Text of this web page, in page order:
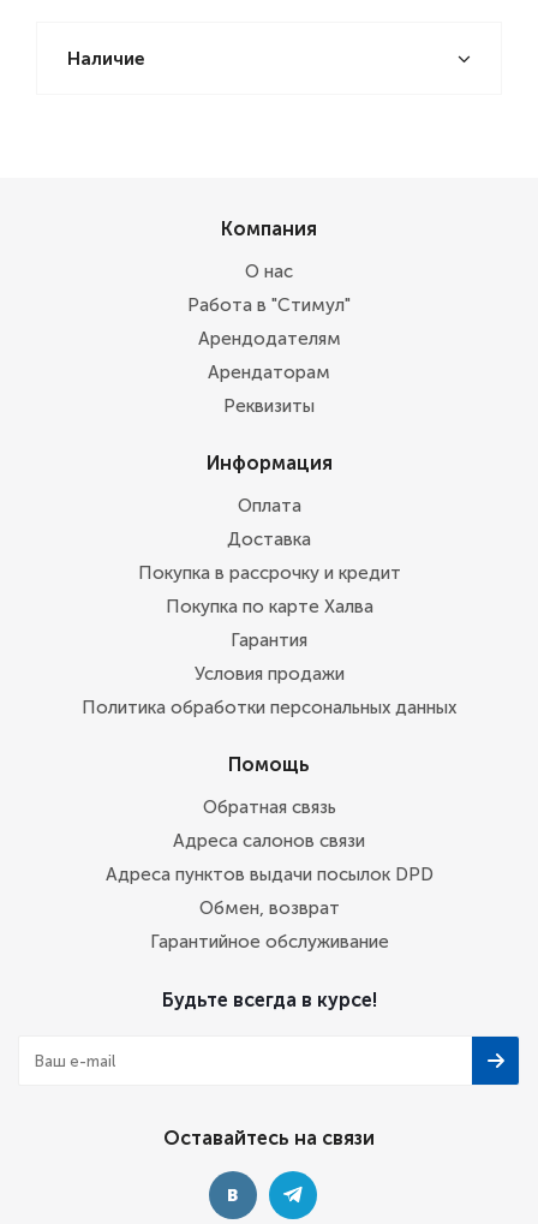
Наличие
Компания
О нас
Работа в "Стимул"
Арендодателям
Арендаторам
Реквизиты
Информация
Оплата
Доставка
Покупка в рассрочку и кредит
Покупка по карте Халва
Гарантия
Условия продажи
Политика обработки персональных данных
Помощь
Обратная связь
Адреса салонов связи
Адреса пунктов выдачи посылок DPD
Обмен, возврат
Гарантийное обслуживание
Будьте всегда в курсе!
Оставайтесь на связи